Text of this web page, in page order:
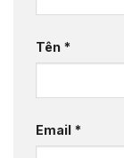
Tên *
Email *